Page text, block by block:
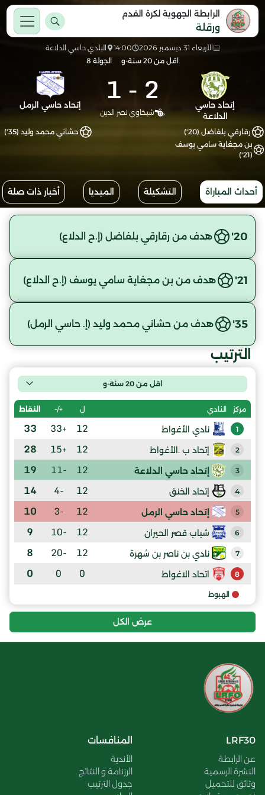
الرابطة الجهوية لكرة القدم
ورقلة
الأربعاء 31 ديسمبر 2026 14:00
البلدي حاسي الدلاعة
اقل من 20 سنة-و
الجولة 8
إتحاد حاسي
الدلاعة
2
-
1
شيخاوي نصر الدين
إتحاد حاسي الرمل
رقارقي بلفاضل (20')
بن مجغاية سامي يوسف
(21')
حشاني محمد وليد (35')
أحداث المباراة التشكيلة الميديا أخبار ذات صلة
20' هدف من رقارقي بلفاضل (إ.ح الدلاع)
21' هدف من بن مجغاية سامي يوسف (إ.ح الدلاع)
35' هدف من حشاني محمد وليد (إ. حاسي الرمل)
الترتيب
اقل من 20 سنة-و
مركز النادي ل +/- النقاط
1 نادي الأغواط 12
+33
33
2 إتحاد ب .الأغواط 12
+15
28
3 إتحاد حاسي الدلاعة 12
-11
19
4 إتحاد الخنق 12
-4
14
5 إتحاد حاسي الرمل 12
-3
10
6 شباب قصر الحيران 12
-10
9
7 نادي بن ناصر بن شهرة 12
-20
8
8 اتحاد الاغواط 0
0
0
الهبوط
عرض الكل
LRF30
عن الرابطة
النشرة الرسمية
وثائق للتحميل
المنافسات
الأندية
الرزنامة و النتائج
جدول الترتيب